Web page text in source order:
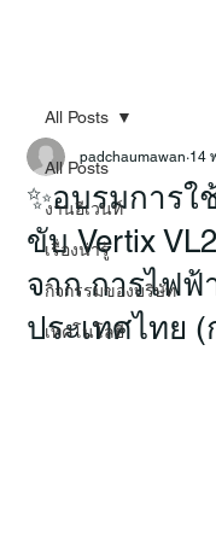
All Posts
งานอีเวนท์
เรื่องน่ารู้
กิจกรรมของบริษัท
เทคโนโลยี
All Posts
✨อบรมการ
ขับ Vertix
จาก การไฟฟ้
ประเทศไทย
padchaumawan 14